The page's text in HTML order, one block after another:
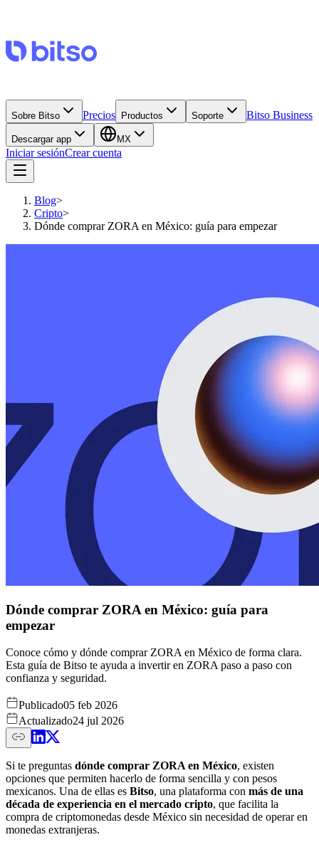
Sobre Bitso Precios Productos Soporte Bitso Business
Descargar app MX
Iniciar sesiónCrear cuenta
Blog>
Cripto>
Dónde comprar ZORA en México: guía para empezar
Dónde comprar ZORA en México: guía para
empezar
Conoce cómo y dónde comprar ZORA en México de forma clara.
Esta guía de Bitso te ayuda a invertir en ZORA paso a paso con
confianza y seguridad.
Publicado05 feb 2026
Actualizado24 jul 2026
Si te preguntas dónde comprar ZORA en México, existen
opciones que permiten hacerlo de forma sencilla y con pesos
mexicanos. Una de ellas es Bitso, una plataforma con más de una
década de experiencia en el mercado cripto, que facilita la
compra de criptomonedas desde México sin necesidad de operar en
monedas extranjeras.